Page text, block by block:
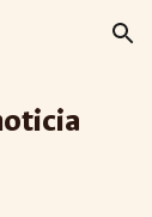
to navigation